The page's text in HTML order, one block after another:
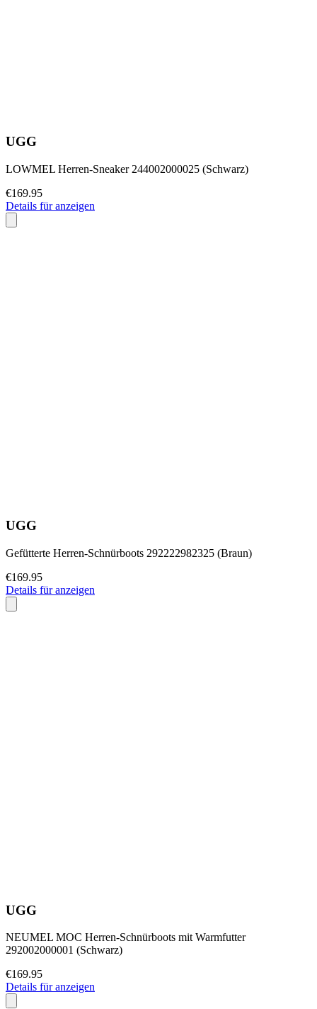
UGG
LOWMEL Herren-Sneaker 244002000025 (Schwarz)
€169.95
Details für anzeigen
UGG
Gefütterte Herren-Schnürboots 292222982325 (Braun)
€169.95
Details für anzeigen
UGG
NEUMEL MOC Herren-Schnürboots mit Warmfutter
292002000001 (Schwarz)
€169.95
Details für anzeigen